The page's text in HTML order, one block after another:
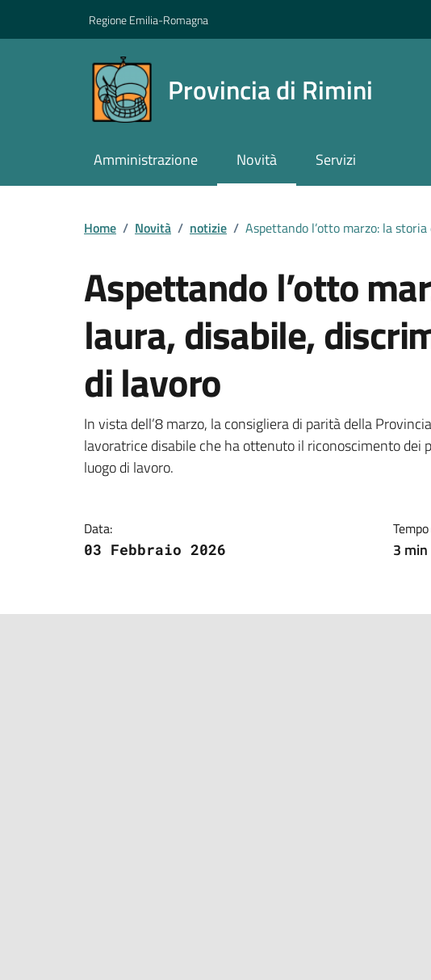
Regione Emilia-Romagna
Provincia di Rimini
Amministrazione Novità Servizi
Home / Novità / notizie / Aspettando l’otto marzo: la
Aspettando l’otto
laura, disabile,
di lavoro
Dettagli della notizia
In vista dell’8 marzo, la consigliera di parità della
lavoratrice disabile che ha ottenuto il riconoscimento
luogo di lavoro.
Data:
03 Febbraio 2026
3 min